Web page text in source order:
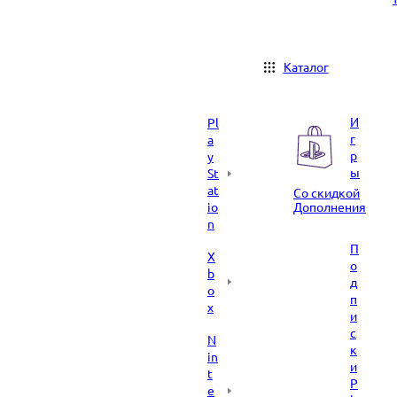
Каталог
Pl
a
y
St
at
io
n
X
b
o
x
N
in
t
e
И
г
р
ы
Со скидкой
Дополнения
П
о
д
п
и
с
к
и
P